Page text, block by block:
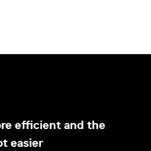
efficient and the
easier